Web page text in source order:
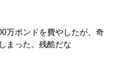
万ポンドを費やしたが、奇
まった。残酷だな